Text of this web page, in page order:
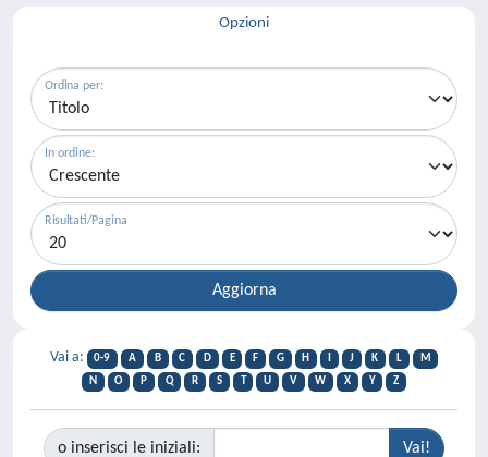
Opzioni
Ordina per:
In ordine:
Risultati/Pagina
Vai a: 0-9 A B C D E F G H J K L
M
N
O P Q R S T U V W X Y Z
o inserisci le iniziali: